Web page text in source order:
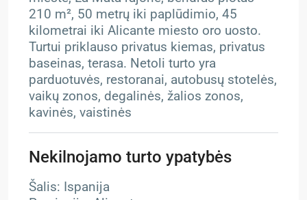
210 m², 50 metrų iki paplūdimio, 45
kilometrai iki Alicante miesto oro uosto.
Turtui priklauso privatus kiemas, privatus
baseinas, terasa. Netoli turto yra
parduotuvės, restoranai, autobusų stotelės,
vaikų zonos, degalinės, žalios zonos,
kavinės, vaistinės
Nekilnojamo turto ypatybės
Šalis: Ispanija